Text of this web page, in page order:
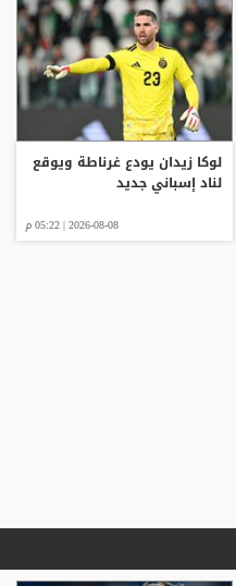
لوكا زيدان يودع غرناطة ويوقع
لناد إسباني جديد
2026-08-08 | 05:22 م